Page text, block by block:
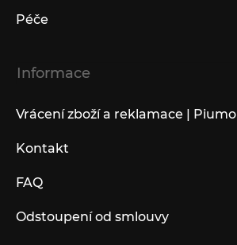
Péče
Informace
Vrácení zboží a reklamace | Piumo
Kontakt
FAQ
Odstoupení od smlouvy